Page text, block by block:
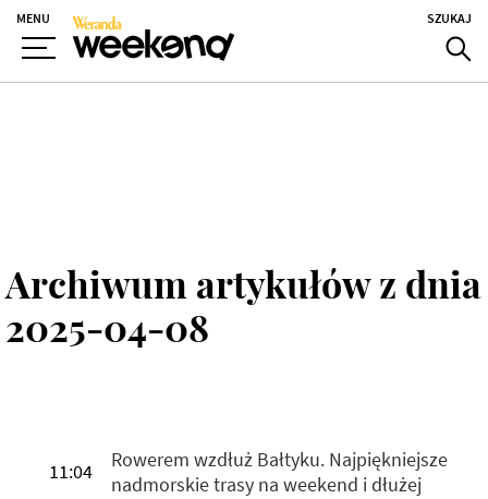
MENU SZUKAJ
Archiwum artykułów z dnia
2025-04-08
11:04
Rowerem wzdłuż Bałtyku. Najpiękniejsze
nadmorskie trasy na weekend i dłużej